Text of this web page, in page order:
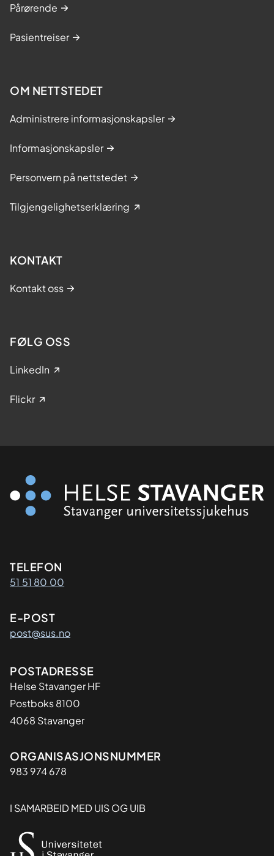
Pårørende
Pasientreiser
OM NETTSTEDET
Administrere informasjonskapsler
Informasjonskapsler
Personvern på nettstedet
Tilgjengelighetserklæring
KONTAKT
Kontakt oss
FØLG OSS
LinkedIn
Flickr
Kontaktinformasjon
TELEFON
51 51 80 00
E-POST
post@sus.no
Adresse
POSTADRESSE
Helse Stavanger HF
Postboks 8100
4068 Stavanger
Organisasjon
ORGANISASJONSNUMMER
983 974 678
I SAMARBEID MED UIS OG UIB